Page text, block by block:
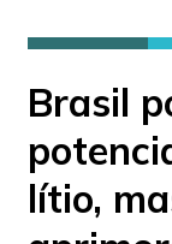
Brasil
lítio,